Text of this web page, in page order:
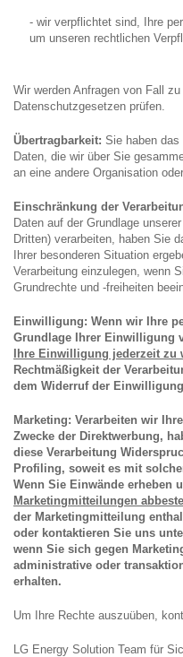
- wir verpflichtet sind, Ihre
um unseren rechtlichen
Wir werden Anfragen von Fall
Datenschutzgesetzen prüfen.
Übertragbarkeit: Sie haben
Daten, die wir über Sie
an eine andere Organisation
Einschränkung der
Daten auf der Grundlage
Dritten) verarbeiten, haben Sie
Ihrer besonderen Situation
Verarbeitung einzulegen, wenn
Grundrechte und -freiheiten
Einwilligung: Wenn wir Ihre
Grundlage Ihrer Einwilligung
Ihre Einwilligung jederzeit zu
Rechtmäßigkeit der
dem Widerruf der
Marketing: Verarbeiten wir
Zwecke der Direktwerbung,
diese Verarbeitung
Profiling, soweit es mit
Wenn Sie Einwände erheben
Marketingmitteilungen
der Marketingmitteilung
oder kontaktieren Sie uns
wenn Sie sich gegen
administrative oder
erhalten.
Um Ihre Rechte auszuüben,
LG Energy Solution Team für